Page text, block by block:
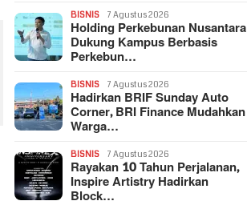
BISNIS 7 Agustus 2026
Holding Perkebunan Nusantara
Dukung Kampus Berbasis
Perkebun…
BISNIS 7 Agustus 2026
Hadirkan BRIF Sunday Auto
Corner, BRI Finance Mudahkan
Warga…
BISNIS 7 Agustus 2026
Rayakan 10 Tahun Perjalanan,
Inspire Artistry Hadirkan
Block…